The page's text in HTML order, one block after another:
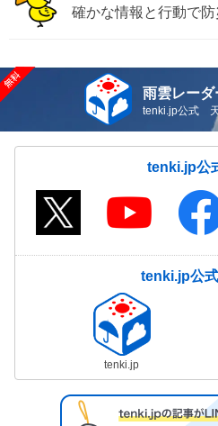
確かな情報と行動で
雨雲レーダ
tenki.jp公式
tenki.jp公
tenki.jp公
tenki.jp